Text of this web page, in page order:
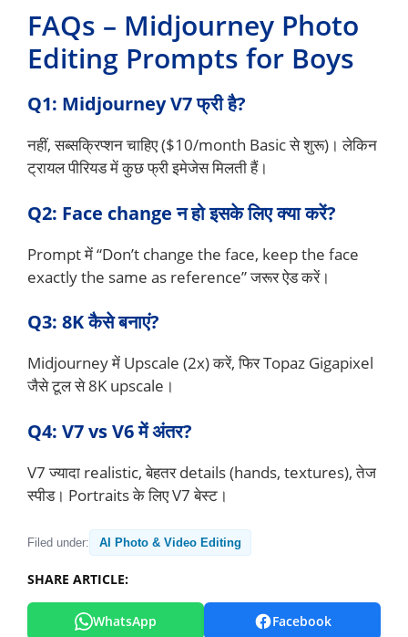
FAQs – Midjourney Photo
Editing Prompts for Boys
Q1: Midjourney V7 फ्री है?
नहीं, सब्सक्रिप्शन चाहिए ($10/month Basic से शुरू)। लेकिन
ट्रायल पीरियड में कुछ फ्री इमेजेस मिलती हैं।
Q2: Face change न हो इसके लिए क्या करें?
Prompt में “Don’t change the face, keep the face
exactly the same as reference” जरूर ऐड करें।
Q3: 8K कैसे बनाएं?
Midjourney में Upscale (2x) करें, फिर Topaz Gigapixel
जैसे टूल से 8K upscale।
Q4: V7 vs V6 में अंतर?
V7 ज्यादा realistic, बेहतर details (hands, textures), तेज
स्पीड। Portraits के लिए V7 बेस्ट।
Filed under: AI Photo & Video Editing
SHARE ARTICLE:
WhatsApp Facebook